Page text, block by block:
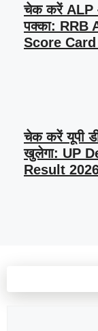
चेक करें ALP
पक्का: RRB
Score
चेक करें यूपी
खुलेगा: UP
Result